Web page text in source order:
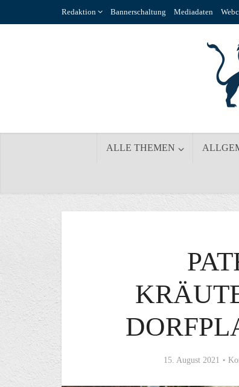
Redaktion Bannerschaltung Mediadaten
ALLE THEMEN
15. August 2021